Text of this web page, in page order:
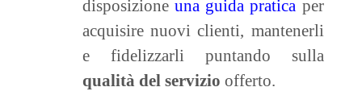
disposizione una guida pratica per
acquisire nuovi clienti, mantenerli
e fidelizzarli puntando sulla
qualità del servizio offerto.